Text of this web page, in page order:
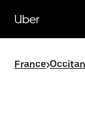
contenu
principal
Uber
France>